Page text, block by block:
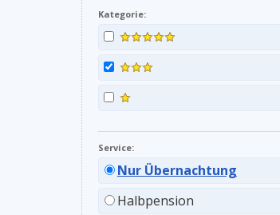
Kategorie:
Service:
Nur Übernachtung
Halbpension